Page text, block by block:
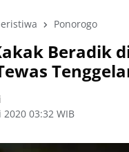
Ponorogo
Beradik
03:32 WIB